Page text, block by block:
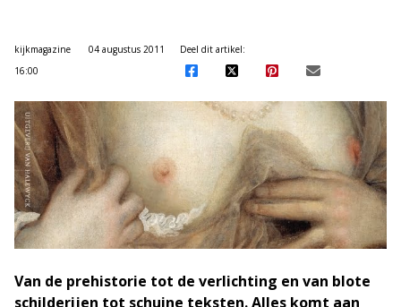
kijkmagazine
04 augustus 2011
16:00
Deel dit artikel:
Van de prehistorie tot de verlichting en van blote
schilderijen tot schuine teksten. Alles komt aan